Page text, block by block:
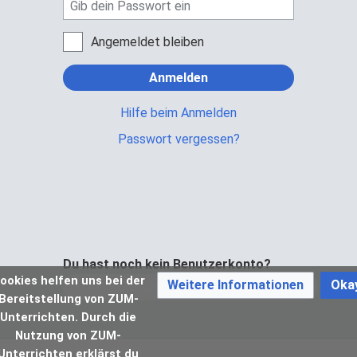
Angemeldet bleiben
Anmelden
Hilfe beim Anmelden
Passwort vergessen?
Du hast noch kein Benutzerkonto?
Bei ZUM-Unterrichten registrieren
helfen uns bei der
von ZUM-
Unterrichten. Durch die
Nutzung von ZUM-
erklärst du
Weitere Informationen